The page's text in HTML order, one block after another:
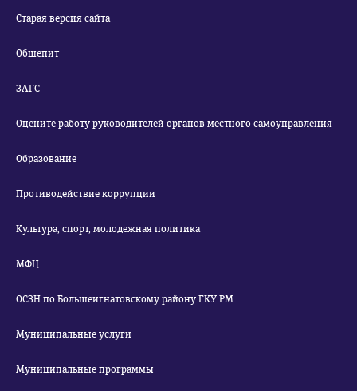
Старая версия сайта
Общепит
ЗАГС
Оцените работу руководителей органов местного самоуправления
Образование
Противодействие коррупции
Культура, спорт, молодежная политика
МФЦ
ОСЗН по Большеигнатовскому району ГКУ РМ
Муниципальные услуги
Муниципальные программы